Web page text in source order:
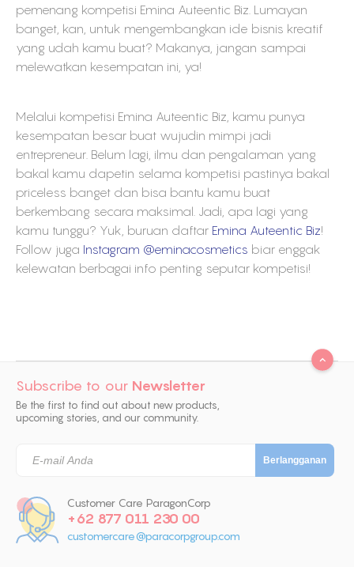
pemenang kompetisi Emina Auteentic Biz. Lumayan
banget, kan, untuk mengembangkan ide bisnis kreatif
yang udah kamu buat? Makanya, jangan sampai
melewatkan kesempatan ini, ya!
Melalui kompetisi Emina Auteentic Biz, kamu punya
kesempatan besar buat wujudin mimpi jadi
entrepreneur. Belum lagi, ilmu dan pengalaman yang
bakal kamu dapetin selama kompetisi pastinya bakal
priceless banget dan bisa bantu kamu buat
berkembang secara maksimal. Jadi, apa lagi yang
kamu tunggu? Yuk, buruan daftar Emina Auteentic Biz!
Follow juga Instagram @eminacosmetics biar enggak
kelewatan berbagai info penting seputar kompetisi!
Subscribe to our Newsletter
Be the first to find out about new products,
upcoming stories, and our community.
Customer Care ParagonCorp
+62 877 011 230 00
customercare@paracorpgroup.com